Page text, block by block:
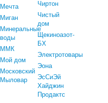
Мечта
Миган
Минеральные
воды
ММК
Мой дом
Московский
Мыловар
Чиртон
Чистый
дом
Щекиноазот-
БХ
Электротовары
Эона
ЭсСиЭй
Хайджин
Продактс